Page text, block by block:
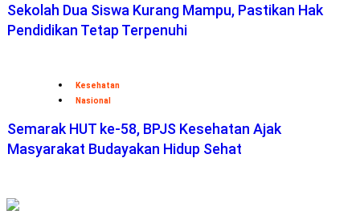
Sekolah Dua Siswa Kurang Mampu, Pastikan Hak
Pendidikan Tetap Terpenuhi
Kesehatan
Nasional
Semarak HUT ke-58, BPJS Kesehatan Ajak
Masyarakat Budayakan Hidup Sehat